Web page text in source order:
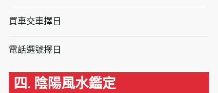
買車交車擇日
電話選號擇日
四. 陰陽風水鑑定